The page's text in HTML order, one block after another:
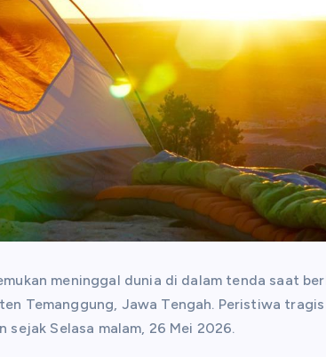
meninggal dunia di dalam tenda saat
Temanggung, Jawa Tengah. Peristiwa
sejak Selasa malam, 26 Mei 2026.